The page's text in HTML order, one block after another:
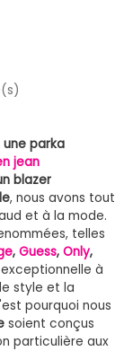
parka
jean
blazer
, nous avons tout
et à la mode.
telles
, Guess, Only,
à
style et la
pourquoi nous
soient conçus
particulière aux